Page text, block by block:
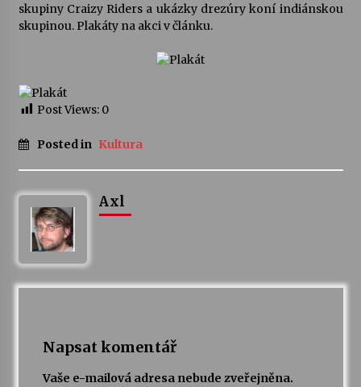
Letní koncerty ve Stromovce: Kolchoz a
28. 7. 2026
22. 7. 2026
14. 7. 2026
skupiny Craizy Riders a ukázky drezúry koní indiánskou
skupinou. Plakáty na akci v článku.
Post Views: 0
Posted in Kultura
Axl
Napsat komentář
Vaše e-mailová adresa nebude zveřejněna.